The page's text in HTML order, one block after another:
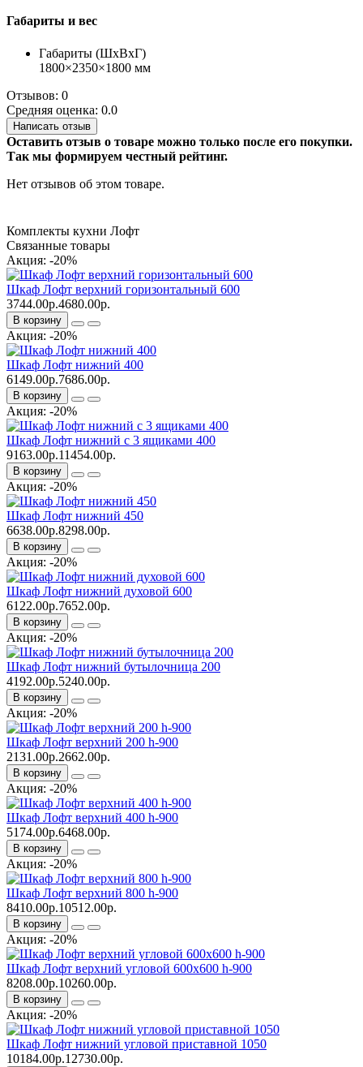
Габариты и вес
Габариты (ШхВхГ)
1800×2350×1800 мм
Отзывов: 0
Средняя оценка: 0.0
Написать отзыв
Оставить отзыв о товаре можно только после его покупки.
Так мы формируем честный рейтинг.
Нет отзывов об этом товаре.
Комплекты кухни Лофт
Связанные товары
Акция: -20%
Шкаф Лофт верхний горизонтальный 600
3744.00р.4680.00р.
В корзину
Акция: -20%
Шкаф Лофт нижний 400
6149.00р.7686.00р.
В корзину
Акция: -20%
Шкаф Лофт нижний с 3 ящиками 400
9163.00р.11454.00р.
В корзину
Акция: -20%
Шкаф Лофт нижний 450
6638.00р.8298.00р.
В корзину
Акция: -20%
Шкаф Лофт нижний духовой 600
6122.00р.7652.00р.
В корзину
Акция: -20%
Шкаф Лофт нижний бутылочница 200
4192.00р.5240.00р.
В корзину
Акция: -20%
Шкаф Лофт верхний 200 h-900
2131.00р.2662.00р.
В корзину
Акция: -20%
Шкаф Лофт верхний 400 h-900
5174.00р.6468.00р.
В корзину
Акция: -20%
Шкаф Лофт верхний 800 h-900
8410.00р.10512.00р.
В корзину
Акция: -20%
Шкаф Лофт верхний угловой 600х600 h-900
8208.00р.10260.00р.
В корзину
Акция: -20%
Шкаф Лофт нижний угловой приставной 1050
10184.00р.12730.00р.